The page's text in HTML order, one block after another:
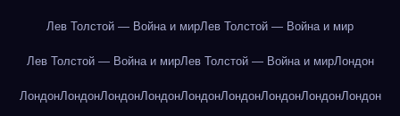
Лев Толстой — Война и мирЛев Толстой — Война и мир
Лев Толстой — Война и мирЛев Толстой — Война и мирЛондон
ЛондонЛондонЛондонЛондонЛондонЛондонЛондонЛондонЛондон